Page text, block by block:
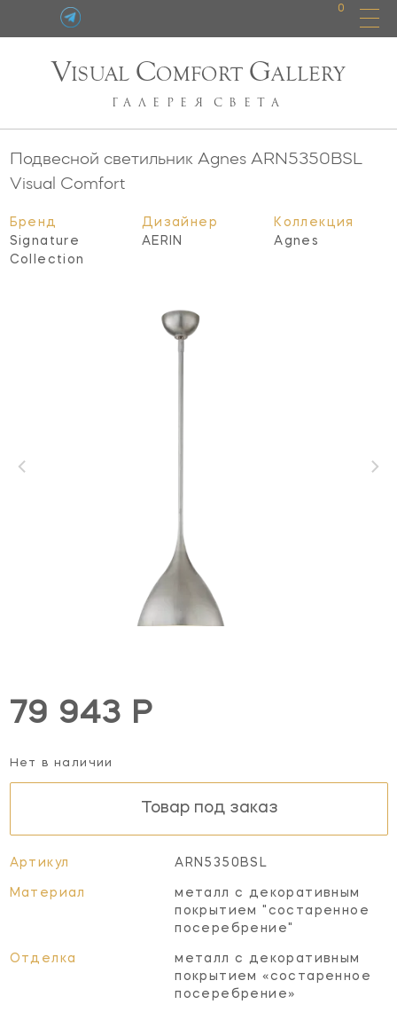
0
VISUAL COMFORT GALLERY
ГАЛЕРЕЯ СВЕТА
Подвесной светильник Agnes ARN5350BSL
Visual Comfort
Бренд
Signature
Collection
Дизайнер
AERIN
Коллекция
Agnes
79 943 Р
Нет в наличии
Товар под заказ
Артикул ARN5350BSL
Материал
металл с декоративным
покрытием "состаренное
посеребрение"
Отделка
металл с декоративным
покрытием «состаренное
посеребрение»